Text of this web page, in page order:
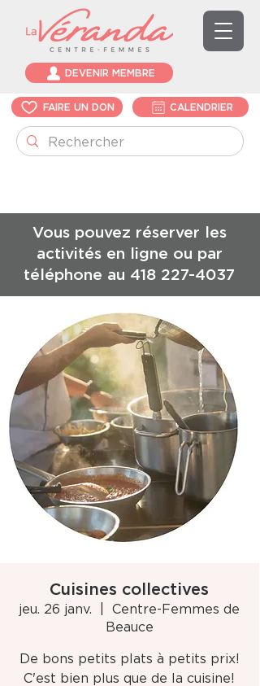
DEVENIR MEMBRE
FAIRE UN DON CALENDRIER
Vous pouvez réserver les
activités en ligne ou par
téléphone au 418 227-4037
Cuisines collectives
jeu. 26 janv.
Centre-Femmes de
Beauce
De bons petits plats à petits prix!
C'est bien plus que de la cuisine!